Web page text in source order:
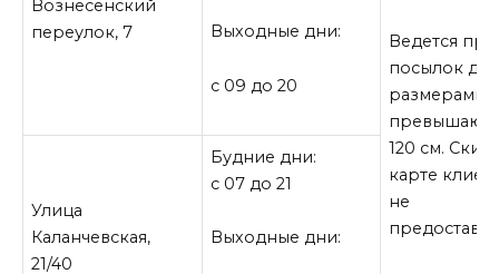
Ведется
посылок до
размерами,
120 см.
карте
не
Вознесенский
переулок, 7
Выходные дни:
с 09 до 20
Улица
Каланчевская,
21/40
Будние дни:
с 07 до 21
Выходные дни: